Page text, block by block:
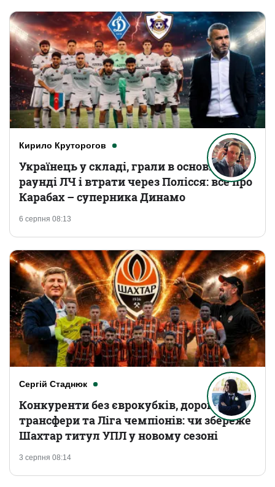
Кирило Круторогов
6 серпня 08:13
Українець у складі, грали в основному
раунді ЛЧ і втрати через Полісся: все про
Карабах – суперника Динамо
Сергій Стаднюк
3 серпня 08:14
Конкуренти без єврокубків, дорогі
трансфери та Ліга чемпіонів: чи збереже
Шахтар титул УПЛ у новому сезоні